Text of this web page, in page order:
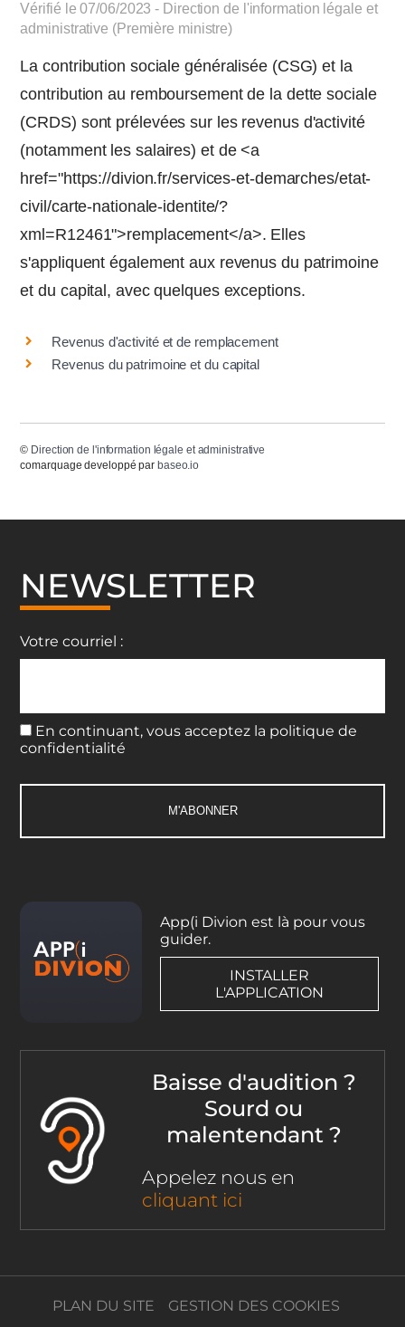
Vérifié le 07/06/2023 - Direction de l'information légale et
administrative (Première ministre)
La contribution sociale généralisée (CSG) et la
contribution au remboursement de la dette sociale
(CRDS) sont prélevées sur les revenus d'activité
(notamment les salaires) et de <a
href="https://divion.fr/services-et-demarches/etat-
civil/carte-nationale-identite/?
xml=R12461">remplacement</a>. Elles
s'appliquent également aux revenus du patrimoine
et du capital, avec quelques exceptions.
Revenus d'activité et de remplacement
Revenus du patrimoine et du capital
© Direction de l'information légale et administrative
comarquage developpé par baseo.io
NEWSLETTER
Votre courriel :
En continuant, vous acceptez la politique de
confidentialité
App(i Divion est là pour vous
guider.
INSTALLER
L'APPLICATION
Baisse d'audition ?
Sourd ou
malentendant ?
Appelez nous en
cliquant ici
PLAN DU SITE GESTION DES COOKIES